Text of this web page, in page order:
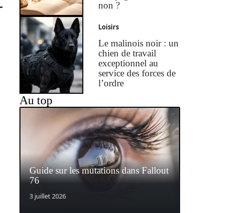
non ?
Loisirs
Le malinois noir : un
chien de travail
exceptionnel au
service des forces de
l’ordre
Au top
Guide sur les mutations dans Fallout
76
3 juillet 2026